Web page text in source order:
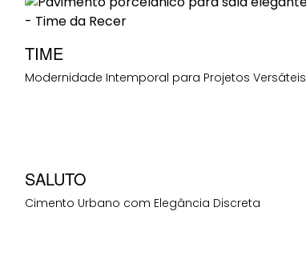
TIME
Modernidade Intemporal para Projetos Versáteis
SALUTO
Cimento Urbano com Elegância Discreta